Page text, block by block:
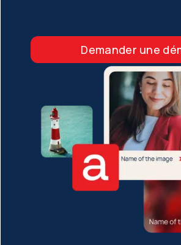
Demander une